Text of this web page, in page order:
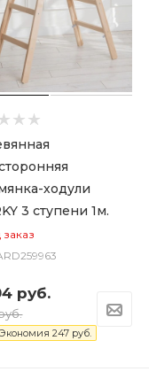
ходули
3 ступени 1м.
руб.
Экономия 247 руб.